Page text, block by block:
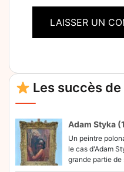
Les succès
Adam Styka
Un peintre
le cas d'Adam
grande partie de